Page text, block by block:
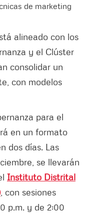
de marketing
alineado con los
y el Clúster
consolidar un
con modelos
para el
en un formato
dos días. Las
se llevarán
Instituto Distrital
, con sesiones
p.m. y de 2:00